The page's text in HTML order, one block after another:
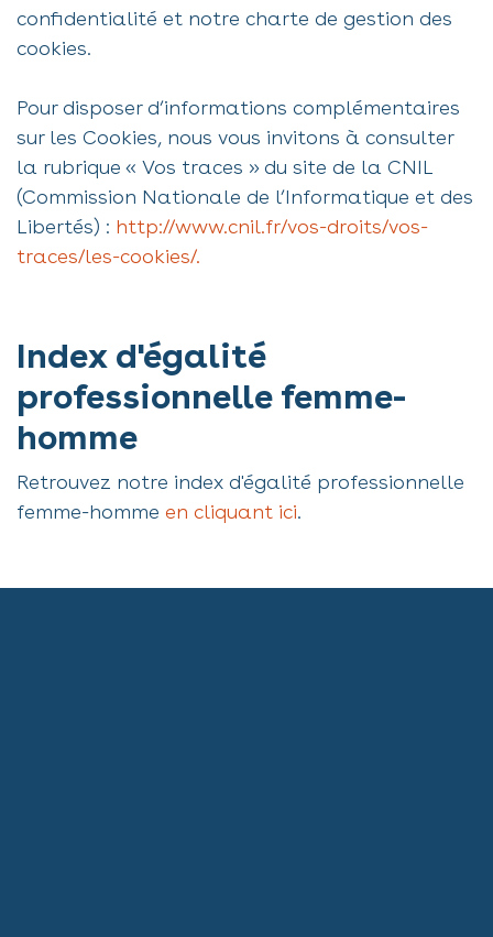
confidentialité et notre charte de gestion des
cookies.
Pour disposer d’informations complémentaires
sur les Cookies, nous vous invitons à consulter
la rubrique « Vos traces » du site de la CNIL
(Commission Nationale de l’Informatique et des
Libertés) : http://www.cnil.fr/vos-droits/vos-
traces/les-cookies/.
Index d'égalité
professionnelle femme-
homme
Retrouvez notre index d'égalité professionnelle
femme-homme en cliquant ici.